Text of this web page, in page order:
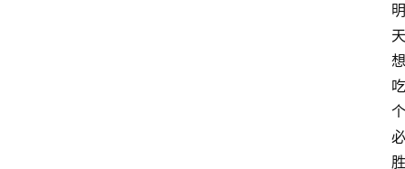
明
天
想
吃
个
必
胜